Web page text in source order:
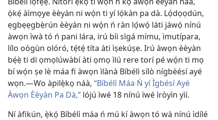
ọ̀kẹ́ àìmọye èèyàn ni wọ́n ti yí lọ́kàn pa dà. Lọ́dọọdún,
ẹgbẹẹgbẹ̀rún èèyàn ni wọ́n ń ràn lọ́wọ́ láti jáwọ́ nínú
àwọn ìwà tó ń pani lára, irú bíi sìgá mímu, ìmutípara,
lílo oògùn olóró, tẹ́tẹ́ títa àti ìṣekúṣe. Irú àwọn èèyàn
bẹ́ẹ̀ ti di ọmọlúwàbí àti ọmọ ìlú rere torí pé wọ́n ti mọ
bí wọ́n ṣe lè máa fi àwọn ìlànà Bíbélì sílò nígbèésí ayé
wọn.—Wo àpilẹ̀kọ náà, “Bíbélì Máa Ń yí Ìgbésí Ayé
Àwọn Èèyàn Pa Dà,” lójú ìwé 18 nínú ìwé ìròyìn yìí.
Ní àfikún, ẹ̀kọ́ Bíbélì máa ń mú kí àwọn tó wà nínú ìdílé